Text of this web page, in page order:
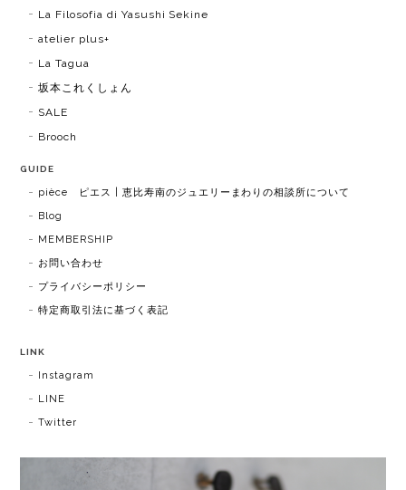
La Filosofia di Yasushi Sekine
atelier plus+
La Tagua
坂本これくしょん
SALE
Brooch
GUIDE
pièce ピエス | 恵比寿南のジュエリーまわりの相談所について
Blog
MEMBERSHIP
お問い合わせ
プライバシーポリシー
特定商取引法に基づく表記
LINK
Instagram
LINE
Twitter